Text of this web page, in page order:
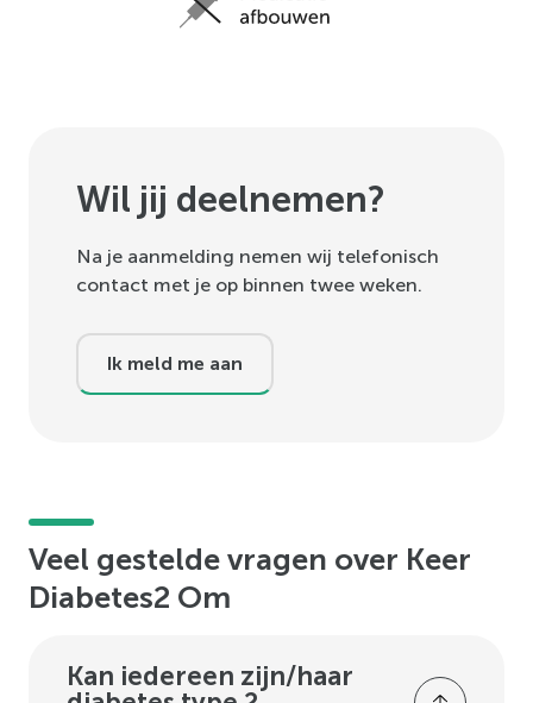
Wil jij deelnemen?
Na je aanmelding nemen wij telefonisch
contact met je op binnen twee weken.
Ik meld me aan
Veel gestelde vragen over Keer
Diabetes2 Om
Kan iedereen zijn/haar